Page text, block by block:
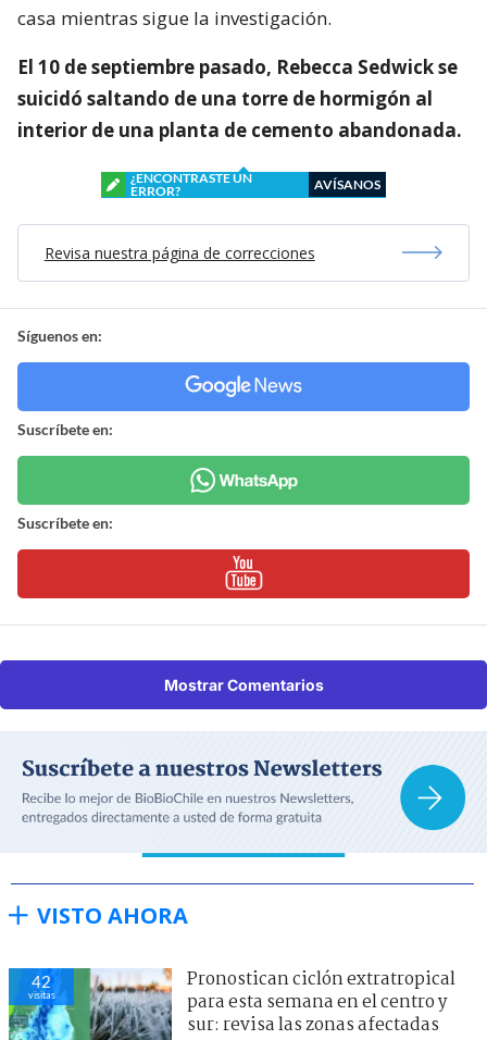
casa mientras sigue la investigación.
El 10 de septiembre pasado, Rebecca Sedwick se
suicidó saltando de una torre de hormigón al
interior de una planta de cemento abandonada.
¿ENCONTRASTE UN
ERROR?
AVÍSANOS
Revisa nuestra página de correcciones
Síguenos en:
Suscríbete en:
Suscríbete en:
Mostrar Comentarios
VISTO AHORA
42
visitas
Pronostican ciclón extratropical
para esta semana en el centro y
sur: revisa las zonas afectadas